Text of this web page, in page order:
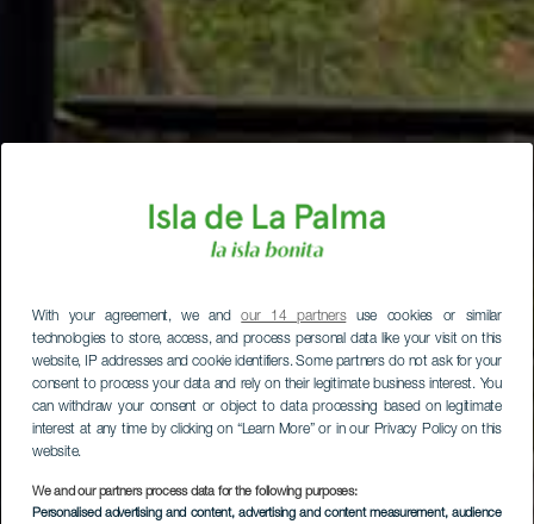
With your agreement, we andour 14 partnersuse cookies or similar
technologies to store, access, and process personal data like your visit on this
website, IP addresses and cookie identifiers. Some partners do not ask for your
consent to process your data and rely on their legitimate business interest. You
can withdraw your consent or object to data processing based on legitimate
interest at any time by clicking on “Learn More” or in our Privacy Policy on this
website.
We and our partners process data for the following purposes:
Personalised advertising and content, advertising and content measurement, audience